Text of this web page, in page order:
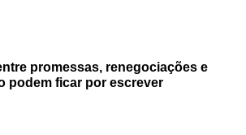
promessas, renegociações e
podem ficar por escrever